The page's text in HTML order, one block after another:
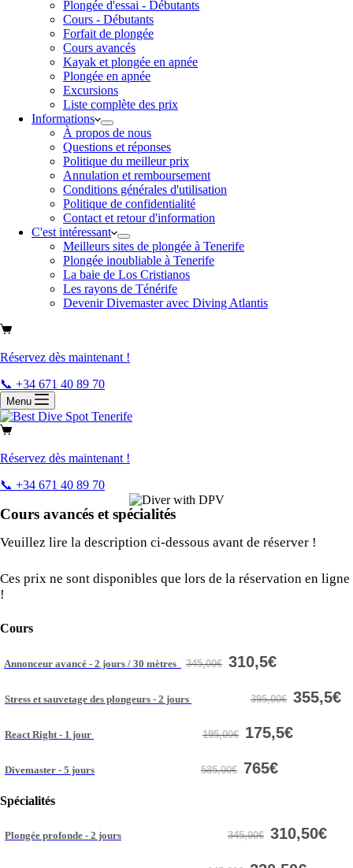
Plongée d'essai - Débutants
Cours - Débutants
Forfait de plongée
Cours avancés
Kayak et plongée en apnée
Plongée en apnée
Excursions
Liste complète des prix
Informations
À propos de nous
Questions et réponses
Politique du meilleur prix
Annulation et remboursement
Conditions générales d'utilisation
Politique de confidentialité
Contact et retour d'information
C'est intéressant
Meilleurs sites de plongée à Tenerife
Plongée inoubliable à Tenerife
La baie de Los Cristianos
Les rayons de Ténérife
Devenir Divemaster avec Diving Atlantis
Réservez dès maintenant !
📞 +34 671 40 89 70
Menu
Réservez dès maintenant !
📞 +34 671 40 89 70
Cours avancés et spécialités
Veuillez lire la description ci-dessous avant de réserver !
Ces prix ne sont disponibles que lors de la réservation en ligne
!
Cours
Annonceur avancé - 2 jours / 30 mètres 345,00€ 310,5€
Stress et sauvetage des plongeurs - 2 jours 395,00€ 355,5€
React Right - 1 jour 195,00€ 175,5€
Divemaster - 5 jours 585,00€ 765€
Spécialités
Plongée profonde - 2 jours 345,00€ 310,50€